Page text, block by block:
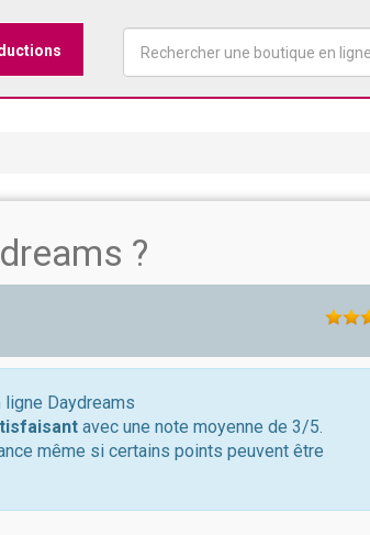
?
Daydreams
avec une note moyenne de 3/5.
même si certains points peuvent être